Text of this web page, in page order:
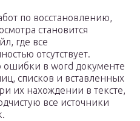
по восстановлению,
становится
где все
отсутствует.
ошибки в word документе
списков и вставленных
их нахождении в тексте,
все источники